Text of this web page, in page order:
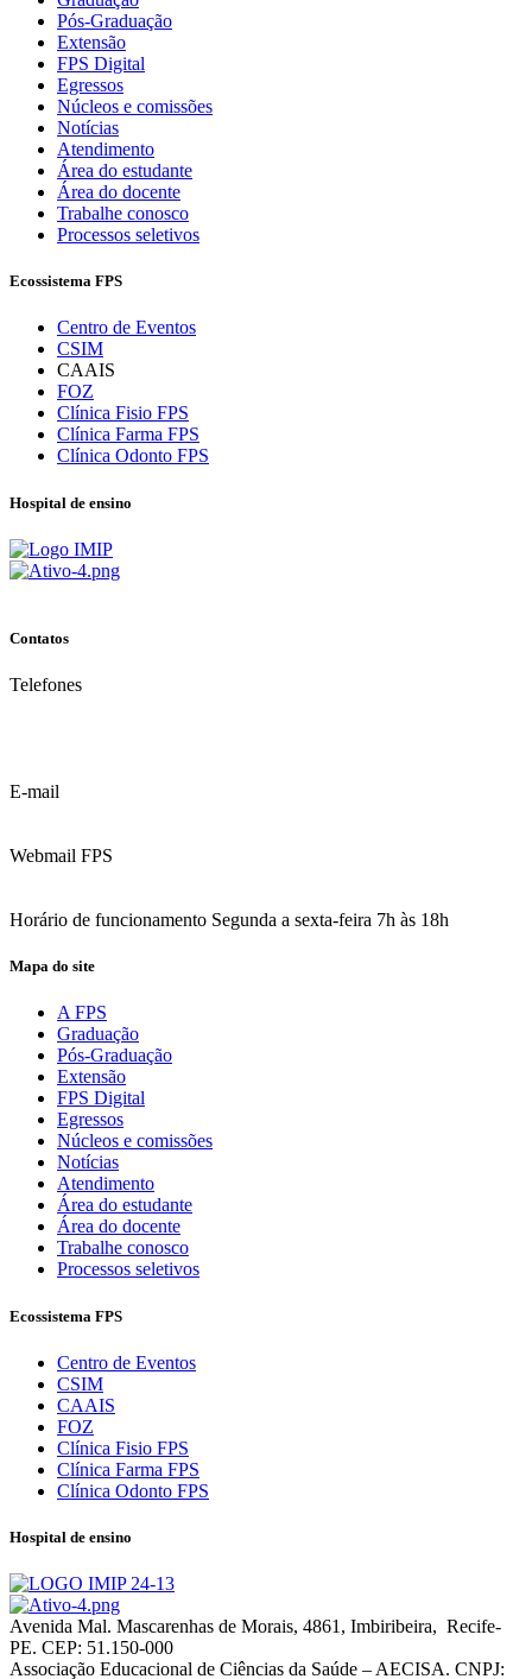
Pós-Graduação
Extensão
FPS Digital
Egressos
Núcleos e comissões
Notícias
Atendimento
Área do estudante
Área do docente
Trabalhe conosco
Processos seletivos
Ecossistema FPS
Centro de Eventos
CSIM
CAAIS
FOZ
Clínica Fisio FPS
Clínica Farma FPS
Clínica Odonto FPS
Hospital de ensino
Contatos
Telefones
E-mail
Webmail FPS
Horário de funcionamento Segunda a sexta-feira 7h às 18h
Mapa do site
A FPS
Graduação
Pós-Graduação
Extensão
FPS Digital
Egressos
Núcleos e comissões
Notícias
Atendimento
Área do estudante
Área do docente
Trabalhe conosco
Processos seletivos
Ecossistema FPS
Centro de Eventos
CSIM
CAAIS
FOZ
Clínica Fisio FPS
Clínica Farma FPS
Clínica Odonto FPS
Hospital de ensino
Avenida Mal. Mascarenhas de Morais, 4861, Imbiribeira, Recife-
PE. CEP: 51.150-000
Associação Educacional de Ciências da Saúde – AECISA. CNPJ: